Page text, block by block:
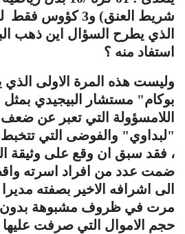
شريط العنق) و3
الذي يطرح السؤال اين ذهب
استفاد منه ؟
وليست هذه المرة الاولى
بوكام" مستشار البيجيدي
اللامسؤولة التي تعبر عن
"لبداوي" والفوضى التي
، فقد سبق ان وقع على وثيقة
ضمت عدد من افراد اسرته
الى اشرافه الاخير بصفته
مرت في ظروف مشبوهة بدون
حجم الاموال التي صرفت